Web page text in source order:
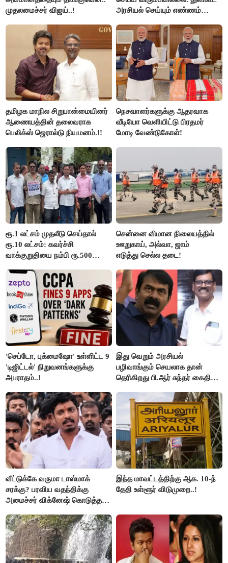
முதலமைச்சர் விஜய்..!
அரசியல் செய்யும் எண்ணம்
விஜய் பதில்!
தமிழக மாநில சிறுபான்மையினர்
ஆணையத்தின் தலைவராக
பெலிக்ஸ் ஜெரால்டு நியமனம்.!!
நெசவாளர்களுக்கு ஆதரவாக
வீடியோ வெளியிட்டு பிரதமர்
மோடி வேண்டுகோள்!
ரூ.1 லட்சம் முதலீடு செய்தால்
ரூ.10 லட்சம்: கவர்ச்சி
வாக்குறுதியை நம்பி ரூ.500
மக்கள்!
சென்னை விமான நிலையத்தில்
ஊறுகாய், அல்வா, ஜாம்
எடுத்து செல்ல தடை!
'செப்டோ, புக்மைஷோ' உள்ளிட்ட 9
'டிஜிட்டல்' நிறுவனங்களுக்கு
அபராதம்..!
இது வெறும் அரசியல்
பழிவாங்கும் செயலாக தான்
தெரிகிறது பி.ஆர் சுந்தர் கைதிற்கு
வீட்டுக்கே வருமா டாஸ்மாக்
சரக்கு? பரவிய வதந்திக்கு
அமைச்சர் விக்னேஷ் கொடுத்த
இந்த மாவட்டத்திற்கு ஆக. 10-ந்
தேதி உள்ளூர் விடுமுறை..!